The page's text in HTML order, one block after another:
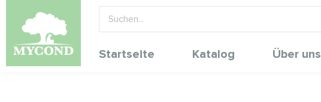
Startseite Katalog Über uns